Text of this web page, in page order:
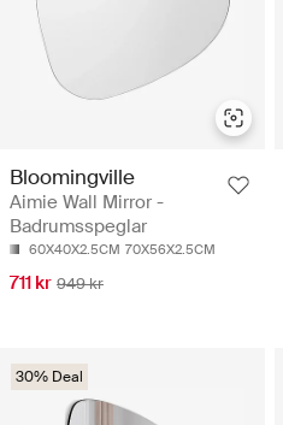
Bloomingville
Aimie Wall Mirror -
Badrumsspeglar
60X40X2.5CM 70X56X2.5CM
711 kr 949 kr
30% Deal